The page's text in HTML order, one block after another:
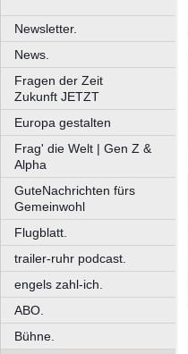
Newsletter.
News.
Fragen der Zeit
Zukunft JETZT
Europa gestalten
Frag' die Welt | Gen Z &
Alpha
GuteNachrichten fürs
Gemeinwohl
Flugblatt.
trailer-ruhr podcast.
engels zahl-ich.
ABO.
Bühne.